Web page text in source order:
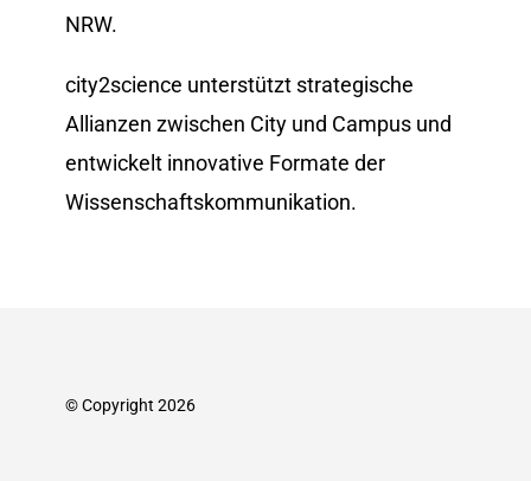
NRW.
city2science unterstützt strategische
Allianzen zwischen City und Campus und
entwickelt innovative Formate der
Wissenschafts­kommunikation.
© Copyright 2026